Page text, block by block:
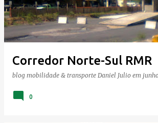
Corredor Norte-Sul RMR
blog mobilidade & transporte Daniel Julio em
0